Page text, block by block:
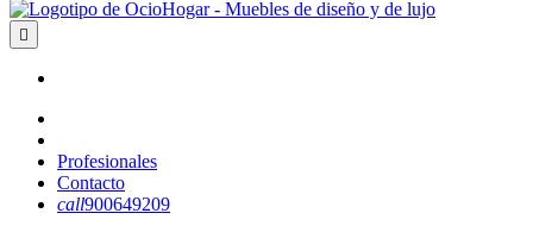

Profesionales
Contacto
call900649209